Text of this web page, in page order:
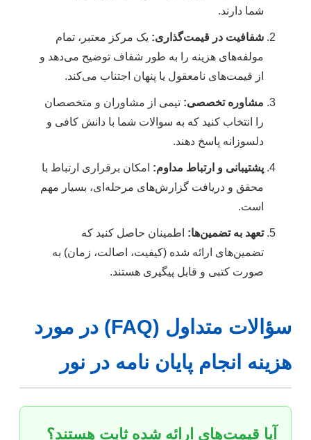
شما دارند.
شفافیت در قیمت‌گذاری: یک مرکز معتبر، تمام
مولفه‌های هزینه را به طور شفاف توضیح می‌دهد و
از قیمت‌های نامعقول یا پنهان اجتناب می‌کند.
مشاوره تخصصی: تیمی از مشاوران و متخصصان
را انتخاب کنید که به سوالات شما با دانش کافی و
دلسوزانه پاسخ دهند.
پشتیبانی و ارتباط مداوم: امکان برقراری ارتباط با
محقق و دریافت گزارش‌های مرحله‌ای، بسیار مهم
است.
تعهد به تضمین‌ها: اطمینان حاصل کنید که
تضمین‌های ارائه شده (کیفیت، اصالت، زمان) به
صورت کتبی و قابل پیگیری هستند.
سؤالات متداول (FAQ) در مورد
هزینه انجام پایان نامه در نور
آیا قیمت‌های ارائه شده ثابت هستند؟